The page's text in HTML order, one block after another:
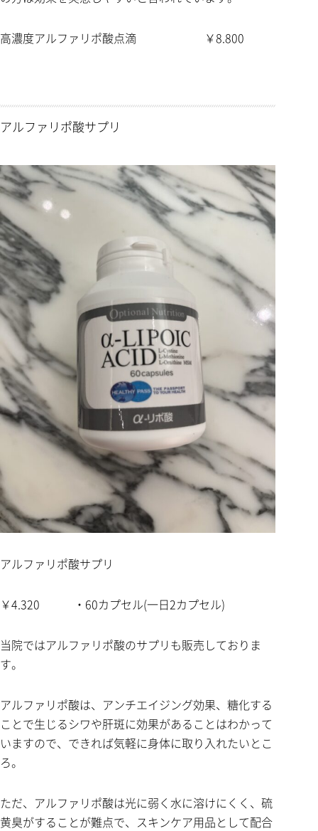
高濃度アルファリポ酸点滴 ￥8.800
アルファリポ酸サプリ
アルファリポ酸サプリ
￥4.320 ・60カプセル(一日2カプセル)
当院ではアルファリポ酸のサプリも販売しておりま
す。
アルファリポ酸は、アンチエイジング効果、糖化する
ことで生じるシワや肝斑に効果があることはわかって
いますので、できれば気軽に身体に取り入れたいとこ
ろ。
ただ、アルファリポ酸は光に弱く水に溶けにくく、硫
黄臭がすることが難点で、スキンケア用品として配合